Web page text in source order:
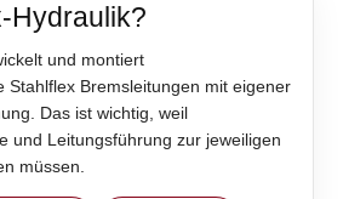
Hydraulik?
und montiert
Stahlflex Bremsleitungen mit eigener
Das ist wichtig, weil
und Leitungsführung zur jeweiligen
müssen.